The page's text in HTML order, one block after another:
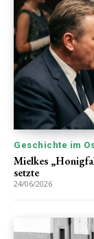
Geschichte im
Mielkes
setzte
24/06/2026